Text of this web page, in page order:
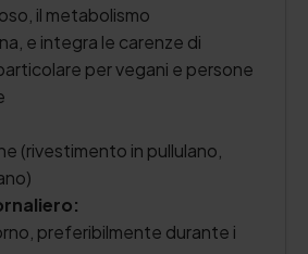
il metabolismo
e integra le carenze di
per vegani e persone
(rivestimento in pullulano,
preferibilmente durante i